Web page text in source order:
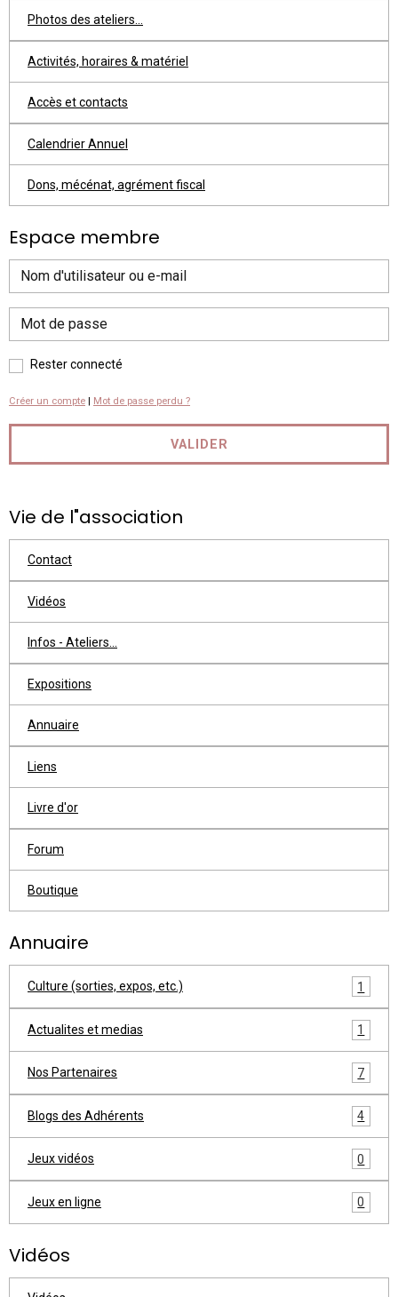
Photos des ateliers...
Activités, horaires & matériel
Accès et contacts
Calendrier Annuel
Dons, mécénat, agrément fiscal
Espace membre
Rester connecté
Créer un compte Mot de passe perdu ?
VALIDER
Vie de l"association
Contact
Vidéos
Infos - Ateliers...
Expositions
Annuaire
Liens
Livre d'or
Forum
Boutique
Annuaire
Culture (sorties, expos, etc.) 1
Actualites et medias 1
Nos Partenaires 7
Blogs des Adhérents 4
Jeux vidéos 0
Jeux en ligne 0
Vidéos